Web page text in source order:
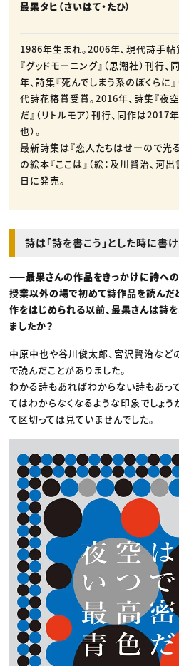
C＆R Magazine
Web
広告
出版
CREATIVE VILLAGEからのお
プロフェッショナル×つ
最果タヒ（さいはて・たひ）
1986年生まれ。2006年、現代詩手
『グッドモーニング』（思潮社）刊行
年、詩集『死んでしまう系のぼくらに
代詩花椿賞受賞。2016年、詩集『夜
だ』（リトルモア）刊行、同作は2017
也）。
最新詩集は『恋人たちはせーので光る
の絵本『ここは』（絵：及川賢治、河
日に発売。
詩は「詩を書こう」とした時に書
——最果さんの作品をきっかけに詩へ
授業以外の場で初めて詩作品を読んだ
作をはじめられる以前、最果さんは詩
ましたか？
中原中也や谷川俊太郎、宮沢賢治など
で読んだことがありました。
わかる詩もあればわからない詩もあっ
てはわからなくなるような印象でしょうか
て区切っては見ていませんでした。